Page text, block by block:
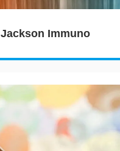
Jackson Immuno